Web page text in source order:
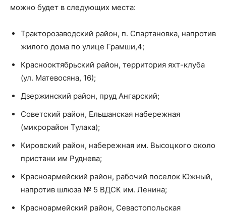
можно будет в следующих места:
Тракторозаводский район, п. Спартановка, напротив
жилого дома по улице Грамши,4;
Краснооктябрьский район, территория яхт-клуба
(ул. Матевосяна, 16);
Дзержинский район, пруд Ангарский;
Советский район, Ельшанская набережная
(микрорайон Тулака);
Кировский район, набережная им. Высоцкого около
пристани им Руднева;
Красноармейский район, рабочий поселок Южный,
напротив шлюза № 5 ВДСК им. Ленина;
Красноармейский район, Севастопольская